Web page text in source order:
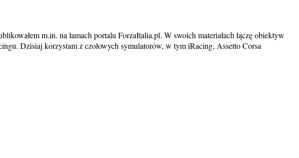
m.in. na łamach portalu ForzaItalia.pl. W swoich materiałach łączę obiektyw
Dzisiaj korzystam z czołowych symulatorów, w tym iRacing, Assetto Corsa